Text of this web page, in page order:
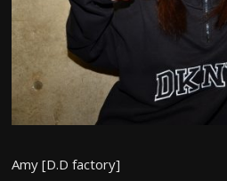
Amy [D.D factory]